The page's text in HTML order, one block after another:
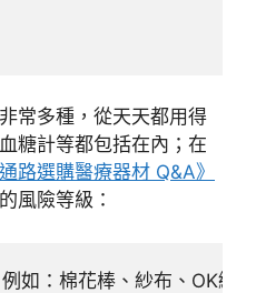
常多種，從天天都用得
糖計等都包括在內；在
路選購醫療器材 Q&A》
風險等級：
如：棉花棒、紗布、OK繃